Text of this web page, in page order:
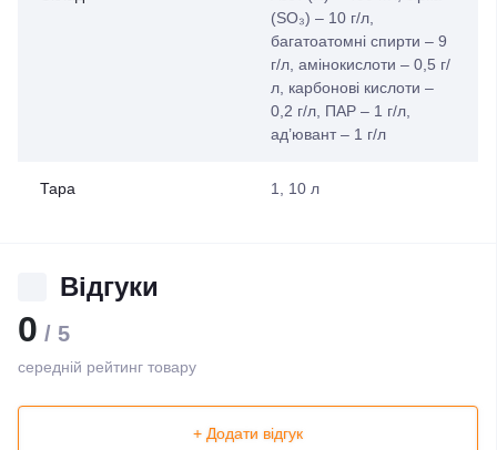
(SO₃) – 10 г/л,
багатоатомні спирти – 9
г/л, амінокислоти – 0,5 г/
л, карбонові кислоти –
0,2 г/л, ПАР – 1 г/л,
ад’ювант – 1 г/л
Тара 1, 10 л
Відгуки
0 / 5
середній рейтинг товару
+ Додати відгук